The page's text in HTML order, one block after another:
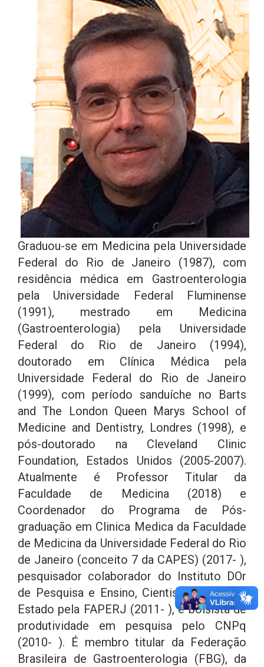
Graduou-se em Medicina pela Universidade
Federal do Rio de Janeiro (1987), com
residência médica em Gastroenterologia
pela Universidade Federal Fluminense
(1991), mestrado em Medicina
(Gastroenterologia) pela Universidade
Federal do Rio de Janeiro (1994),
doutorado em Clínica Médica pela
Universidade Federal do Rio de Janeiro
(1999), com período sanduíche no Barts
and The London Queen Marys School of
Medicine and Dentistry, Londres (1998), e
pós-doutorado na Cleveland Clinic
Foundation, Estados Unidos (2005-2007).
Atualmente é Professor Titular da
Faculdade de Medicina (2018) e
Coordenador do Programa de Pós-
graduação em Clinica Medica da Faculdade
de Medicina da Universidade Federal do Rio
de Janeiro (conceito 7 da CAPES) (2017- ),
pesquisador colaborador do Instituto DOr
de Pesquisa e Ensino, Cientista do Nosso
Estado pela FAPERJ (2011- ), e bolsista de
produtividade em pesquisa pelo CNPq
(2010- ). É membro titular da Federação
Brasileira de Gastroenterologia (FBG), da